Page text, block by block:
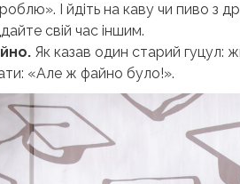
І йдіть на каву чи пиво з
свій час іншим.
Як казав один старий гуцул:
«Але ж файно було!».